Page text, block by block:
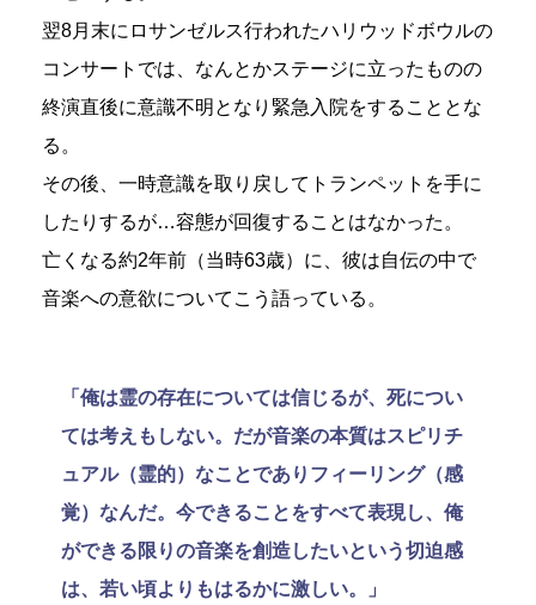
翌8月末にロサンゼルス行われたハリウッドボウルの
コンサートでは、なんとかステージに立ったものの
終演直後に意識不明となり緊急入院をすることとな
る。
その後、一時意識を取り戻してトランペットを手に
したりするが…容態が回復することはなかった。
亡くなる約2年前（当時63歳）に、彼は自伝の中で
音楽への意欲についてこう語っている。
「俺は霊の存在については信じるが、死につい
ては考えもしない。だが音楽の本質はスピリチ
ュアル（霊的）なことでありフィーリング（感
覚）なんだ。今できることをすべて表現し、俺
ができる限りの音楽を創造したいという切迫感
は、若い頃よりもはるかに激しい。」